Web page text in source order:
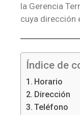
la Gerencia
cuya dirección
Índice de
Horario
Dirección
Teléfono